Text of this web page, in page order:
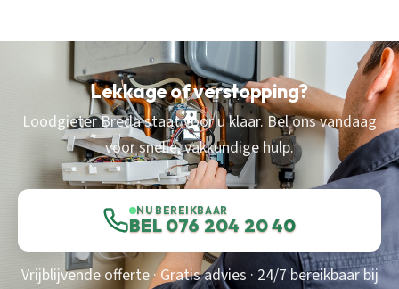
Lekkage of verstopping?
Loodgieter Breda staat voor u klaar. Bel ons vandaag
voor snelle, vakkundige hulp.
NU BEREIKBAAR
BEL 076 204 20 40
Vrijblijvende offerte · Gratis advies · 24/7 bereikbaar bij